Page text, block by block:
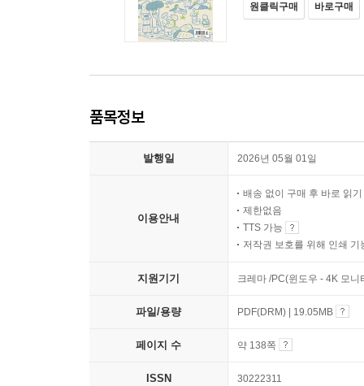
원클릭구매 바로구매
품목정보
발행일 2026년 05월 01일
이용안내
배송 없이 구매 후 바로 읽기
제한없음
TTS 가능
저작권 보호를 위해 인쇄 기
지원기기 크레마 /PC(윈도우 - 4K 모
파일/용량 PDF(DRM) | 19.05MB
페이지 수 약 138쪽
ISSN 30222311